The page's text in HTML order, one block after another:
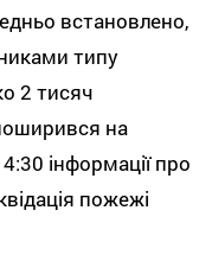
встановлено,
типу
2 тисяч
на
інформації про
пожежі